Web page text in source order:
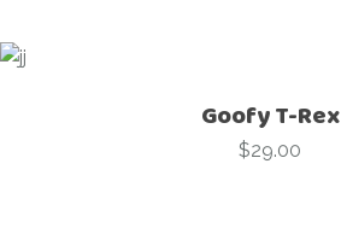
Goofy T-Rex
$29.00